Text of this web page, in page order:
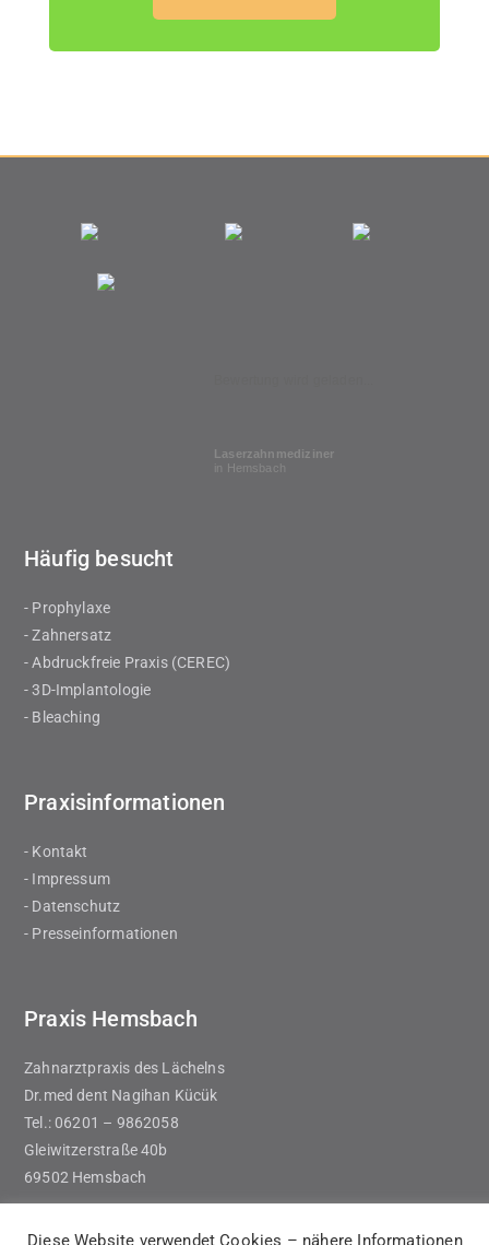
Laserzahnmediziner
in Hemsbach
Häufig besucht
- Prophylaxe
- Zahnersatz
- Abdruckfreie Praxis (CEREC)
- 3D-Implantologie
- Bleaching
Praxisinformationen
- Kontakt
- Impressum
- Datenschutz
- Presseinformationen
Praxis Hemsbach
Zahnarztpraxis des Lächelns
Dr.med dent Nagihan Kücük
Tel.: 06201 – 9862058
Gleiwitzerstraße 40b
69502 Hemsbach
Diese Website verwendet Cookies – nähere Informationen